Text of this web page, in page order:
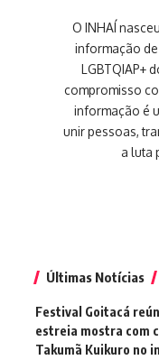
O INHAÍ
informação
LGBTQIAP+
compromisso
informação é
unir pessoas,
a luta
Últimas Notícias
Festival Goitacá
estreia mostra com
Takumã Kuikuro no